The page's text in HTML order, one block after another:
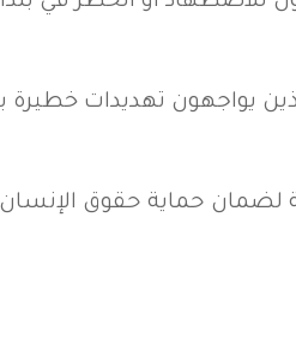
يواجهون تهديدات
لضمان حماية حقوق